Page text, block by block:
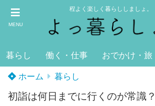
MENU
程よく楽しく暮らししましょ。
暮らし 働く・仕事 おでかけ・旅
ホーム 暮らし
初詣は何日までに行くのが常識